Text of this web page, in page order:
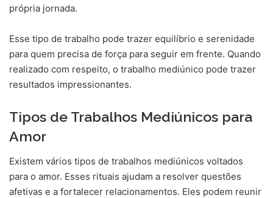
própria jornada.
Esse tipo de trabalho pode trazer equilíbrio e serenidade
para quem precisa de força para seguir em frente. Quando
realizado com respeito, o trabalho mediúnico pode trazer
resultados impressionantes.
Tipos de Trabalhos Mediúnicos para
Amor
Existem vários tipos de trabalhos mediúnicos voltados
para o amor. Esses rituais ajudam a resolver questões
afetivas e a fortalecer relacionamentos. Eles podem reunir